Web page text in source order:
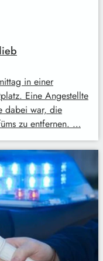
in einer
Eine Angestellte
dabei war, die
zu entfernen. …